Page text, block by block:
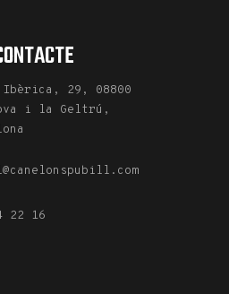
Ibèrica, 29, 08800
i la Geltrú,
22 16